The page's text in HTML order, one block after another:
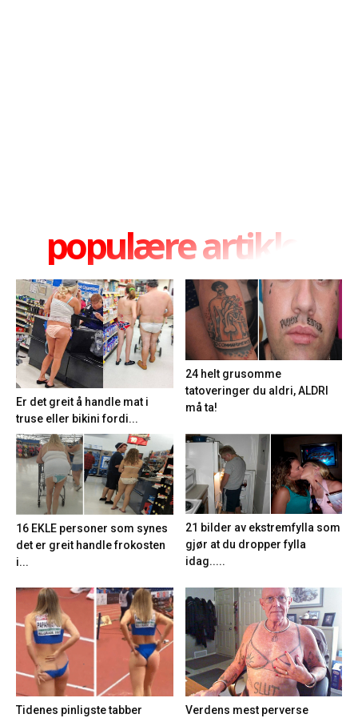
populære artikler
Er det greit å handle mat i
truse eller bikini fordi...
24 helt grusomme
tatoveringer du aldri, ALDRI
må ta!
16 EKLE personer som synes
det er greit handle frokosten
i...
21 bilder av ekstremfylla som
gjør at du dropper fylla
idag.....
Tidenes pinligste tabber
Verdens mest perverse